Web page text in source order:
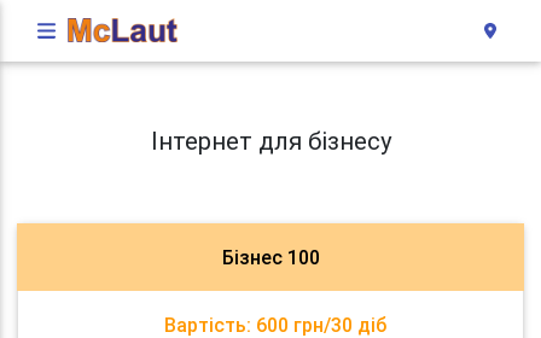
Інтернет для бізнесу
Бізнес 100
Вартість: 600 грн/30 діб